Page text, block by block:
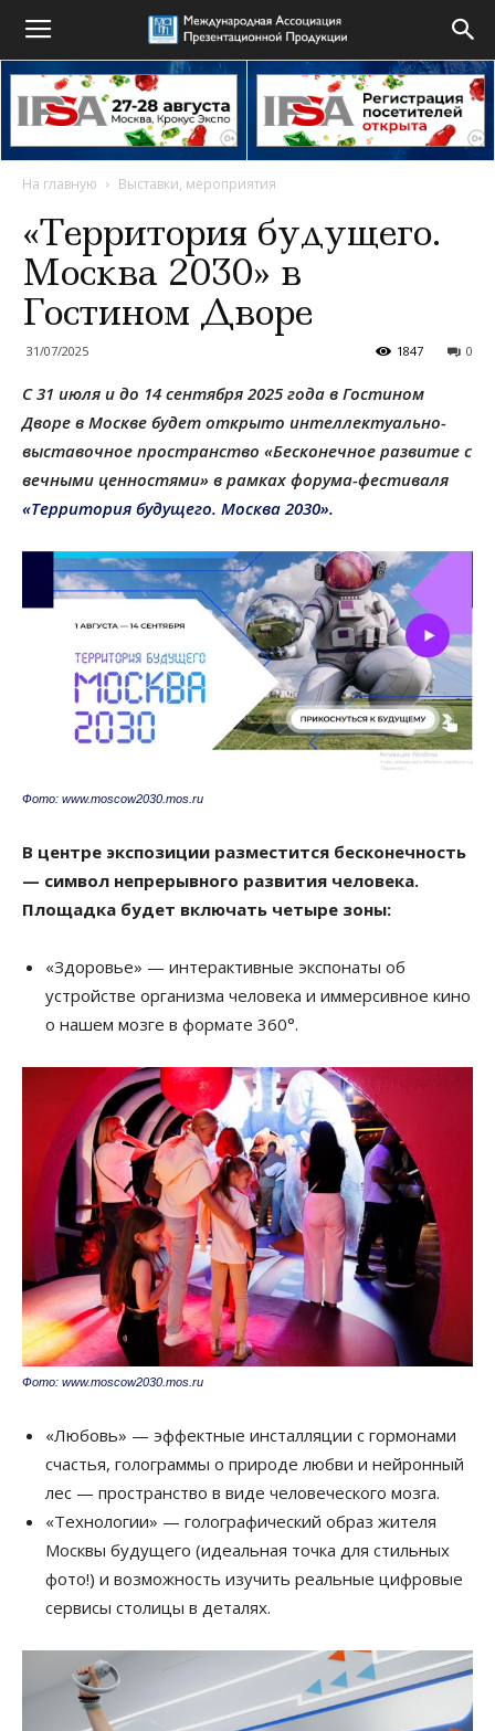
На главную Выставки, мероприятия
«Территория будущего.
Москва 2030» в
Гостином Дворе
31/07/2025 0
1847
С 31 июля и до 14 сентября 2025 года в Гостином
Дворе в Москве будет открыто интеллектуально-
выставочное пространство «Бесконечное развитие с
вечными ценностями» в рамках форума-фестиваля
«Территория будущего. Москва 2030».
Фото: www.moscow2030.mos.ru
В центре экспозиции разместится бесконечность
— символ непрерывного развития человека.
Площадка будет включать четыре зоны:
«Здоровье» — интерактивные экспонаты об
устройстве организма человека и иммерсивное кино
о нашем мозге в формате 360°.
Фото: www.moscow2030.mos.ru
«Любовь» — эффектные инсталляции с гормонами
счастья, голограммы о природе любви и нейронный
лес — пространство в виде человеческого мозга.
«Технологии» — голографический образ жителя
Москвы будущего (идеальная точка для стильных
фото!) и возможность изучить реальные цифровые
сервисы столицы в деталях.